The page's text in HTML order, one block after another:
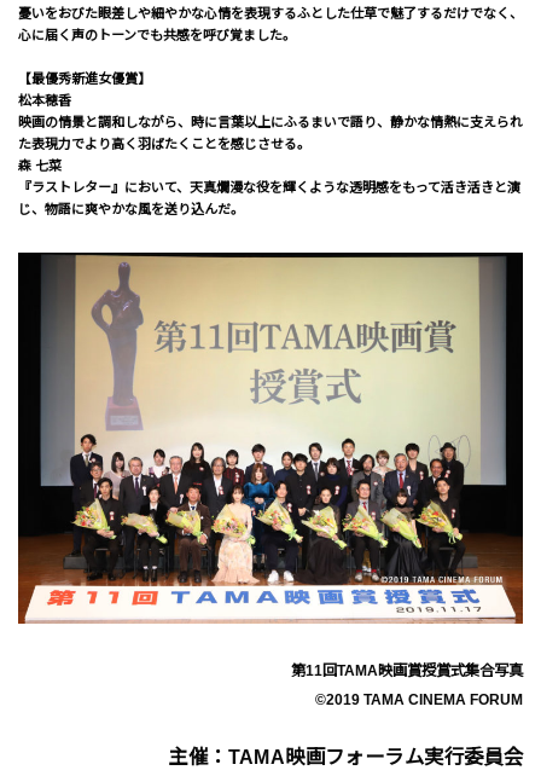
憂いをおびた眼差しや細やかな心情を表現するふとした仕草で魅了するだけでなく、
心に届く声のトーンでも共感を呼び覚ました。
【最優秀新進女優賞】
松本穂香
映画の情景と調和しながら、時に言葉以上にふるまいで語り、静かな情熱に支えられ
た表現力でより高く羽ばたくことを感じさせる。
森 七菜
『ラストレター』において、天真爛漫な役を輝くような透明感をもって活き活きと演
じ、物語に爽やかな風を送り込んだ。
第11回TAMA映画賞授賞式集合写真
©2019 TAMA CINEMA FORUM
主催：TAMA映画フォーラム実行委員会